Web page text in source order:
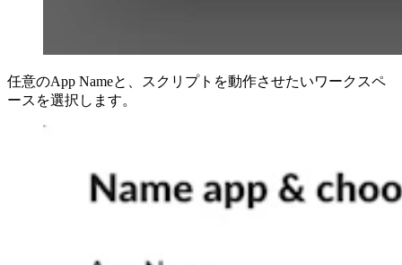
任意のApp Nameと、スクリプトを動作させたいワークスペ
ースを選択します。